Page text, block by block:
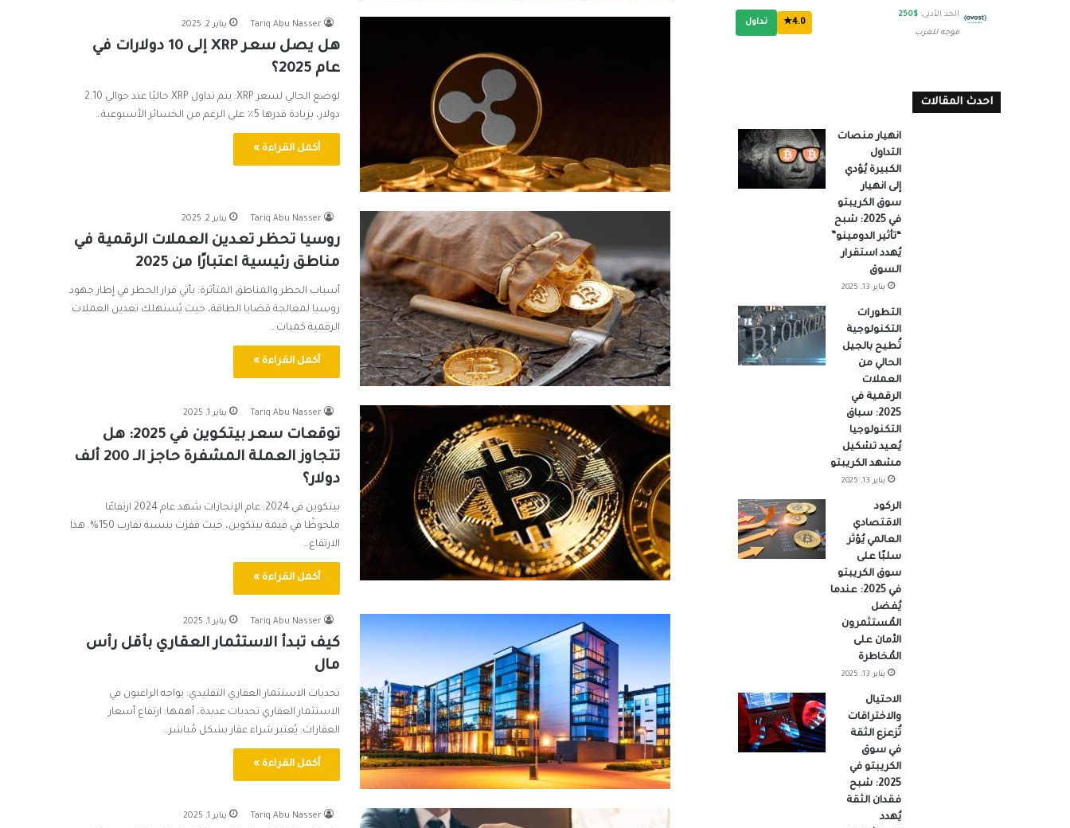
Tariq Abu Nasser يناير 2, 2025
هل يصل سعر XRP إلى 10 دولارات في
عام 2025؟
لوضع الحالي لسعر XRP: يتم تداول XRP حاليًا عند حوالي 2.10
دولار، بزيادة قدرها 5٪ على الرغم من الخسائر الأسبوعية…
أكمل القراءة »
Tariq Abu Nasser يناير 2, 2025
روسيا تحظر تعدين العملات الرقمية في
مناطق رئيسية اعتبارًا من 2025
أسباب الحظر والمناطق المتأثرة: يأتي قرار الحظر في إطار جهود
روسيا لمعالجة قضايا الطاقة، حيث يُستهلك تعدين العملات
الرقمية كميات…
أكمل القراءة »
Tariq Abu Nasser يناير 1, 2025
توقعات سعر بيتكوين في 2025: هل
تتجاوز العملة المشفرة حاجز الـ 200 ألف
دولار؟
بيتكوين في 2024: عام الإنجازات شهد عام 2024 ارتفاعًا
ملحوظًا في قيمة بيتكوين، حيث قفزت بنسبة تقارب 150%. هذا
الارتفاع…
أكمل القراءة »
Tariq Abu Nasser يناير 1, 2025
كيف تبدأ الاستثمار العقاري بأقل رأس
مال
تحديات الاستثمار العقاري التقليدي: يواجه الراغبون في
الاستثمار العقاري تحديات عديدة، أهمها: ارتفاع أسعار
العقارات: يُعتبر شراء عقار بشكل مُباشر…
أكمل القراءة »
Tariq Abu Nasser يناير 1, 2025
الحد الأدنى: $250
موجه للعرب
4.0★ تداول
احدث المقالات
انهيار منصات
التداول
الكبيرة يُؤدي
إلى انهيار
سوق الكريبتو
في 2025: شبح
“تأثير الدومينو”
يُهدد استقرار
السوق
يناير 13, 2025
التطورات
التكنولوجية
تُطيح بالجيل
الحالي من
العملات
الرقمية في
2025: سباق
التكنولوجيا
يُعيد تشكيل
مشهد الكريبتو
يناير 13, 2025
الركود
الاقتصادي
العالمي يُؤثر
سلبًا على
سوق الكريبتو
في 2025: عندما
يُفضل
المُستثمرون
الأمان على
المُخاطرة
يناير 13, 2025
الاحتيال
والاختراقات
تُزعزع الثقة
في سوق
الكريبتو في
2025: شبح
فقدان الثقة
يُهدد